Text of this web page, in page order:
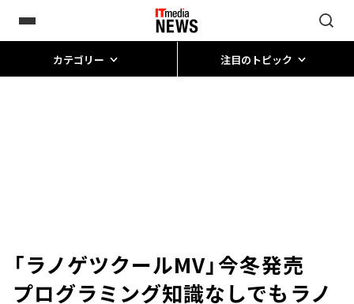
カテゴリー 注目のトピック
「ラノゲツクールMV」今冬発売
プログラミング知識なしでもラノ